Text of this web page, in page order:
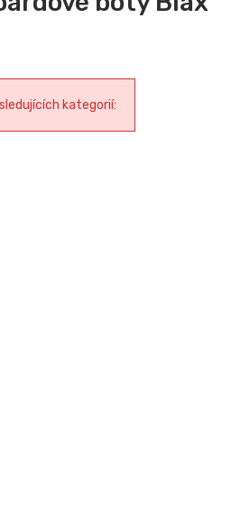
kategorií: